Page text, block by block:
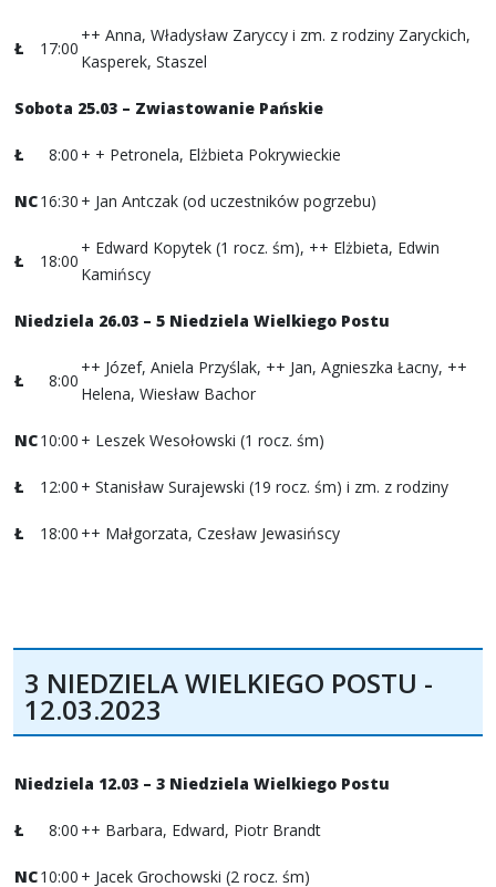
Ł 17:00
++ Anna, Władysław Zaryccy i zm. z rodziny Zaryckich,
Kasperek, Staszel
Sobota 25.03 – Zwiastowanie Pańskie
Ł 8:00 + + Petronela, Elżbieta Pokrywieckie
NC16:30 + Jan Antczak (od uczestników pogrzebu)
Ł 18:00
+ Edward Kopytek (1 rocz. śm), ++ Elżbieta, Edwin
Kamińscy
Niedziela 26.03 – 5 Niedziela Wielkiego Postu
Ł 8:00
++ Józef, Aniela Przyślak, ++ Jan, Agnieszka Łacny, ++
Helena, Wiesław Bachor
NC10:00 + Leszek Wesołowski (1 rocz. śm)
Ł 12:00 + Stanisław Surajewski (19 rocz. śm) i zm. z rodziny
Ł 18:00 ++ Małgorzata, Czesław Jewasińscy
3 NIEDZIELA WIELKIEGO POSTU -
12.03.2023
Niedziela 12.03 – 3 Niedziela Wielkiego Postu
Ł 8:00 ++ Barbara, Edward, Piotr Brandt
NC10:00 + Jacek Grochowski (2 rocz. śm)